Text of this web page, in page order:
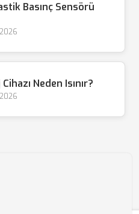
Basınç Sensörü
Neden Isınır?